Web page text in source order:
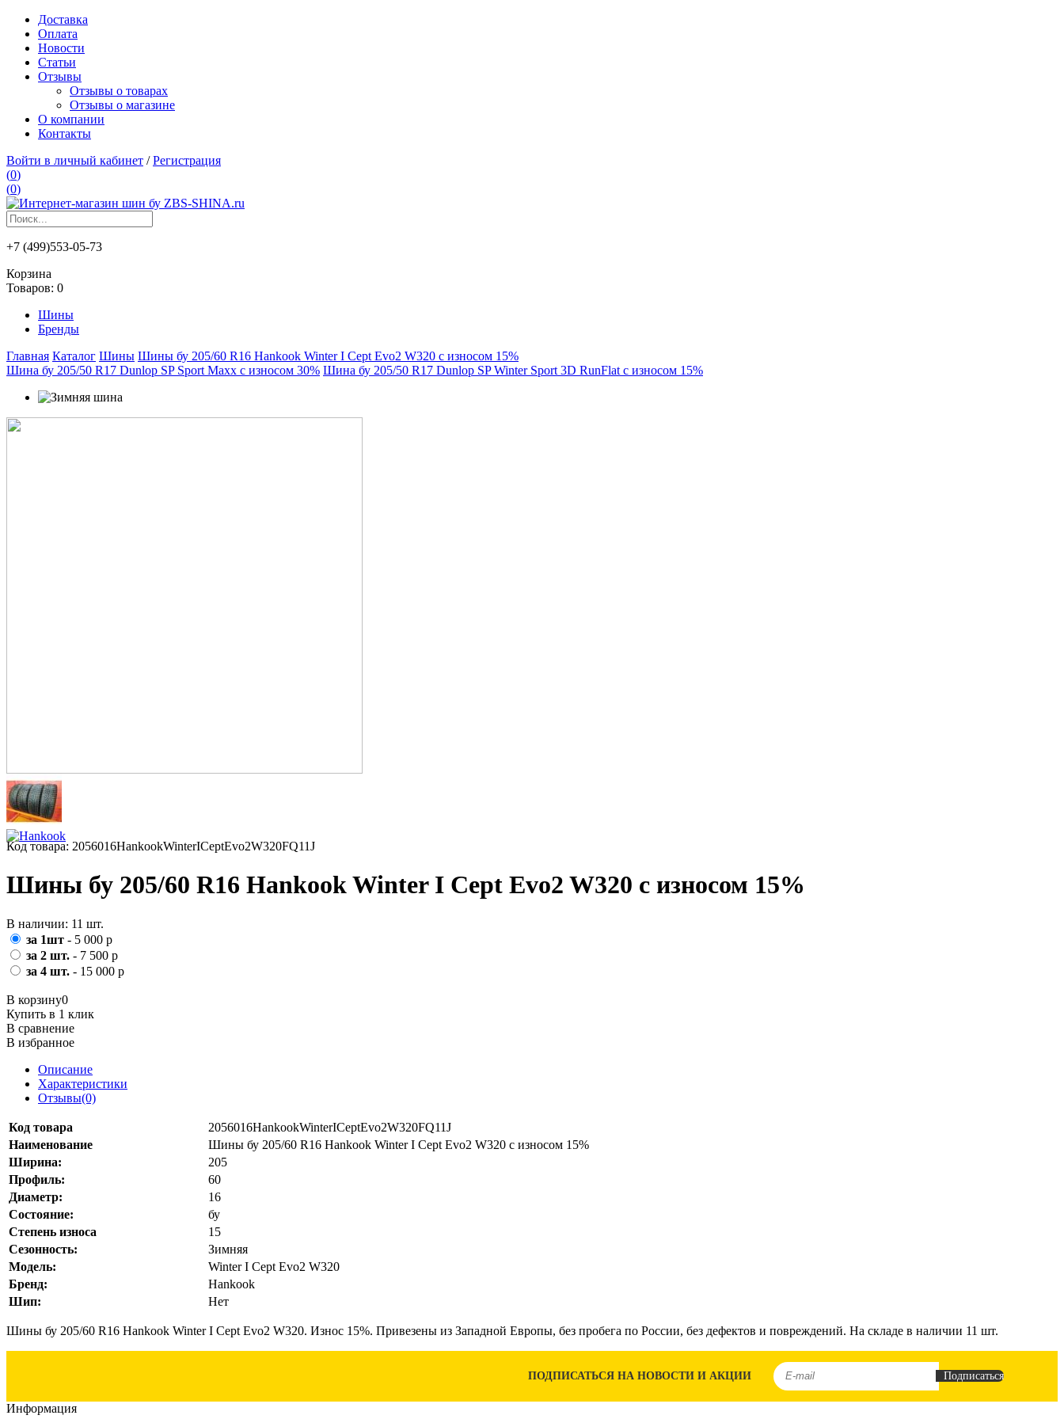
Доставка
Оплата
Новости
Статьи
Отзывы
Отзывы о товарах
Отзывы о магазине
О компании
Контакты
Войти в личный кабинет /Регистрация
(0)
(0)
+7 (499)553-05-73
Корзина
Товаров: 0
Шины
Бренды
Главная Каталог Шины Шины бу 205/60 R16 Hankook Winter I Cept Evo2 W320 с износом 15%
Шина бу 205/50 R17 Dunlop SP Sport Maxx с износом 30% Шина бу 205/50 R17 Dunlop SP Winter Sport 3D RunFlat с износом 15%
Код товара: 2056016HankookWinterICeptEvo2W320FQ11J
Шины бу 205/60 R16 Hankook Winter I Cept Evo2 W320 с износом 15%
В наличии: 11 шт.
за 1шт - 5 000 р
за 2 шт. - 7 500 р
за 4 шт. - 15 000 р
В корзину0
Купить в 1 клик
В сравнение
В избранное
Описание
Характеристики
Отзывы(0)
Код товара
2056016HankookWinterICeptEvo2W320FQ11J
Наименование
Шины бу 205/60 R16 Hankook Winter I Cept Evo2 W320 с износом 15%
Ширина:
205
Профиль:
60
Диаметр:
16
Состояние:
бу
Степень износа
15
Сезонность:
Зимняя
Модель:
Winter I Cept Evo2 W320
Бренд:
Hankook
Шип:
Нет
Шины бу 205/60 R16 Hankook Winter I Cept Evo2 W320. Износ 15%. Привезены из Западной Европы, без пробега по России, без дефектов и повреждений. На складе в наличии 11 шт.
ПОДПИСАТЬСЯ НА НОВОСТИ И АКЦИИ Подписаться
Информация